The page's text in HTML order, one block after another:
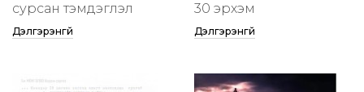
сурсан тэмдэглэл
Дэлгэрэнгүй
30 эрхэм
Дэлгэрэнгүй